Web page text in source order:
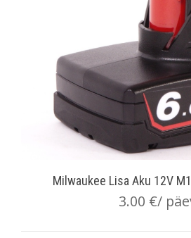
Milwaukee Lisa Aku 12V
3.00 €/